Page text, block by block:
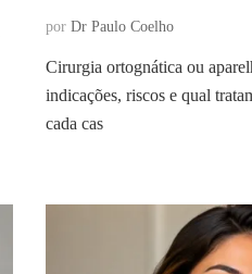
por Dr Paulo Coelho
Cirurgia ortognática ou
indicações, riscos e qual
cada cas